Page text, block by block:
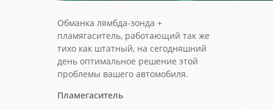
Обманка лямбда-зонда +
пламягаситель, работающий так же
тихо как штатный, на сегодняшний
день оптимальное решение этой
проблемы вашего автомобиля.
Пламегаситель